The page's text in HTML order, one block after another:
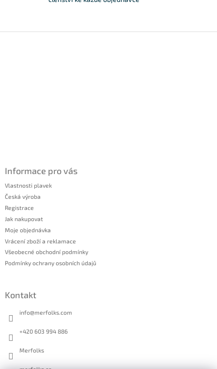
Informace pro vás
Vlastnosti plavek
Česká výroba
Registrace
Jak nakupovat
Moje objednávka
Vrácení zboží a reklamace
Všeobecné obchodní podmínky
Podmínky ochrany osobních údajů
Kontakt
info@merfolks.com
+420 603 994 886
Merfolks